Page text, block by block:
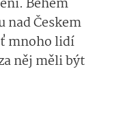
Během
nad Českem
mnoho lidí
něj měli být